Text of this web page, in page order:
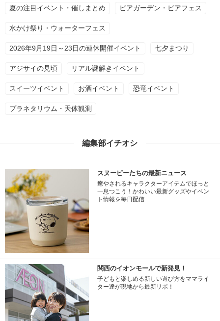
夏の注目イベント・催しまとめ ビアガーデン・ビアフェス
水かけ祭り・ウォーターフェス
2026年9月19日～23日の連休開催イベント 七夕まつり
アジサイの見頃 リアル謎解きイベント
スイーツイベント お酒イベント 恐竜イベント
プラネタリウム・天体観測
編集部イチオシ
スヌーピーたちの最新ニュース
癒やされるキャラクターアイテムでほっと
一息つこう！かわいい最新グッズやイベン
ト情報を毎日配信
関西のイオンモールで新発見！
子どもと楽しめる新しい遊び方をママライ
ター達が現地から最新リポ！